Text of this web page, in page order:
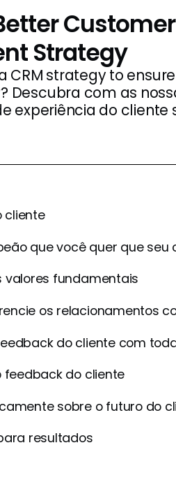
Strategy
CRM strategy to
Descubra com as
experiência do
cliente
que você quer que seu
valores fundamentais
os relacionamentos
do cliente com
feedback do cliente
sobre o futuro do
resultados